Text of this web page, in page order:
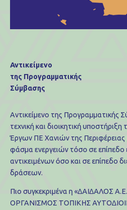
Αντικείμενο
της Προγραμματικής
Σύμβασης
Αντικείμενο της Προγραμματικής
τεχνική και διοικητική
Έργων ΠΕ Χανιών της Περιφέρειας
φάσμα ενεργειών τόσο σε επίπεδο
αντικειμένων όσο και σε επίπεδο
δράσεων.
Πιο συγκεκριμένα η «∆ΑΙ∆ΑΛΟΣ
ΟΡΓΑΝΙΣΜΟΣ ΤΟΠΙΚΗΣ